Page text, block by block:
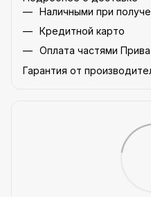
Наличными при
Кредитной карто
Оплата частями
Гарантия от